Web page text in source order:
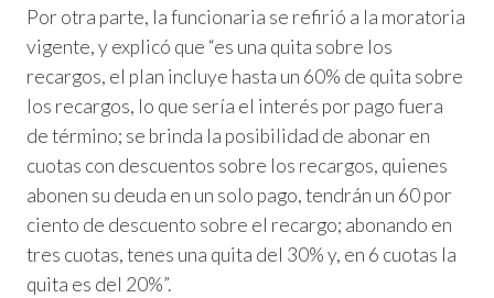
Por otra parte, la funcionaria se refirió a la moratoria
vigente, y explicó que “es una quita sobre los
recargos, el plan incluye hasta un 60% de quita sobre
los recargos, lo que sería el interés por pago fuera
de término; se brinda la posibilidad de abonar en
cuotas con descuentos sobre los recargos, quienes
abonen su deuda en un solo pago, tendrán un 60 por
ciento de descuento sobre el recargo; abonando en
tres cuotas, tenes una quita del 30% y, en 6 cuotas la
quita es del 20%”.